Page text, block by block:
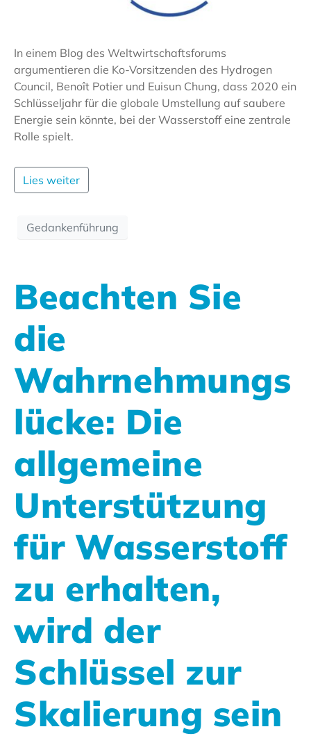
In einem Blog des Weltwirtschaftsforums
argumentieren die Ko-Vorsitzenden des Hydrogen
Council, Benoît Potier und Euisun Chung, dass 2020 ein
Schlüsseljahr für die globale Umstellung auf saubere
Energie sein könnte, bei der Wasserstoff eine zentrale
Rolle spielt.
Lies weiter
Gedankenführung
Beachten Sie
die
Wahrnehmungs
lücke: Die
allgemeine
Unterstützung
für Wasserstoff
zu erhalten,
wird der
Schlüssel zur
Skalierung sein